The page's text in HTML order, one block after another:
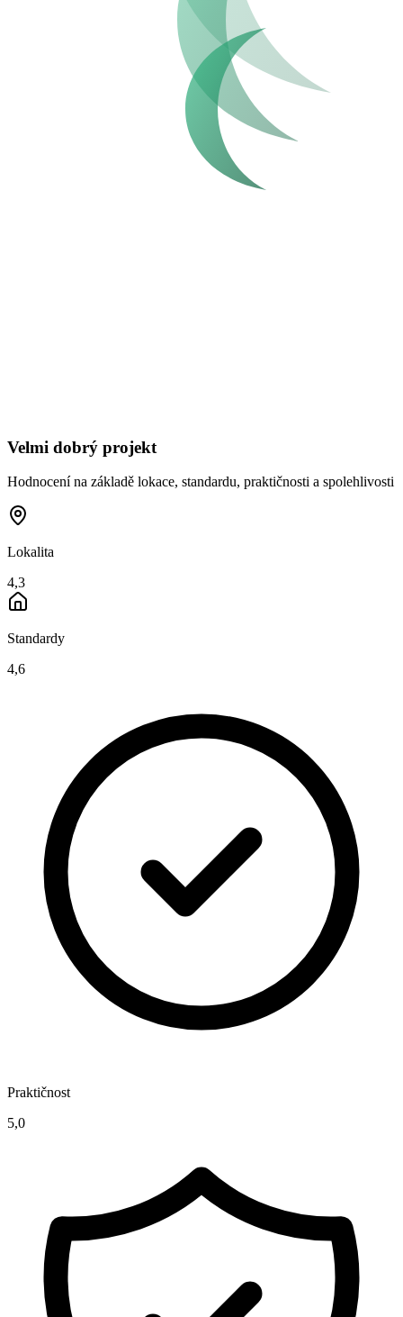
Velmi dobrý projekt
Hodnocení na základě lokace, standardu, praktičnosti a spolehlivosti
Lokalita
4,3
Standardy
4,6
Praktičnost
5,0